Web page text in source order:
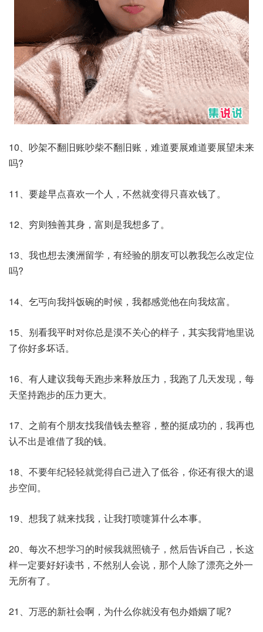
10、吵架不翻旧账吵柴不翻旧账，难道要展难道要展望未来
吗?
11、要趁早点喜欢一个人，不然就变得只喜欢钱了。
12、穷则独善其身，富则是我想多了。
13、我也想去澳洲留学，有经验的朋友可以教我怎么改定位
吗?
14、乞丐向我抖饭碗的时候，我都感觉他在向我炫富。
15、别看我平时对你总是漠不关心的样子，其实我背地里说
了你好多坏话。
16、有人建议我每天跑步来释放压力，我跑了几天发现，每
天坚持跑步的压力更大。
17、之前有个朋友找我借钱去整容，整的挺成功的，我再也
认不出是谁借了我的钱。
18、不要年纪轻轻就觉得自己进入了低谷，你还有很大的退
步空间。
19、想我了就来找我，让我打喷嚏算什么本事。
20、每次不想学习的时候我就照镜子，然后告诉自己，长这
样一定要好好读书，不然别人会说，那个人除了漂亮之外一
无所有了。
21、万恶的新社会啊，为什么你就没有包办婚姻了呢?